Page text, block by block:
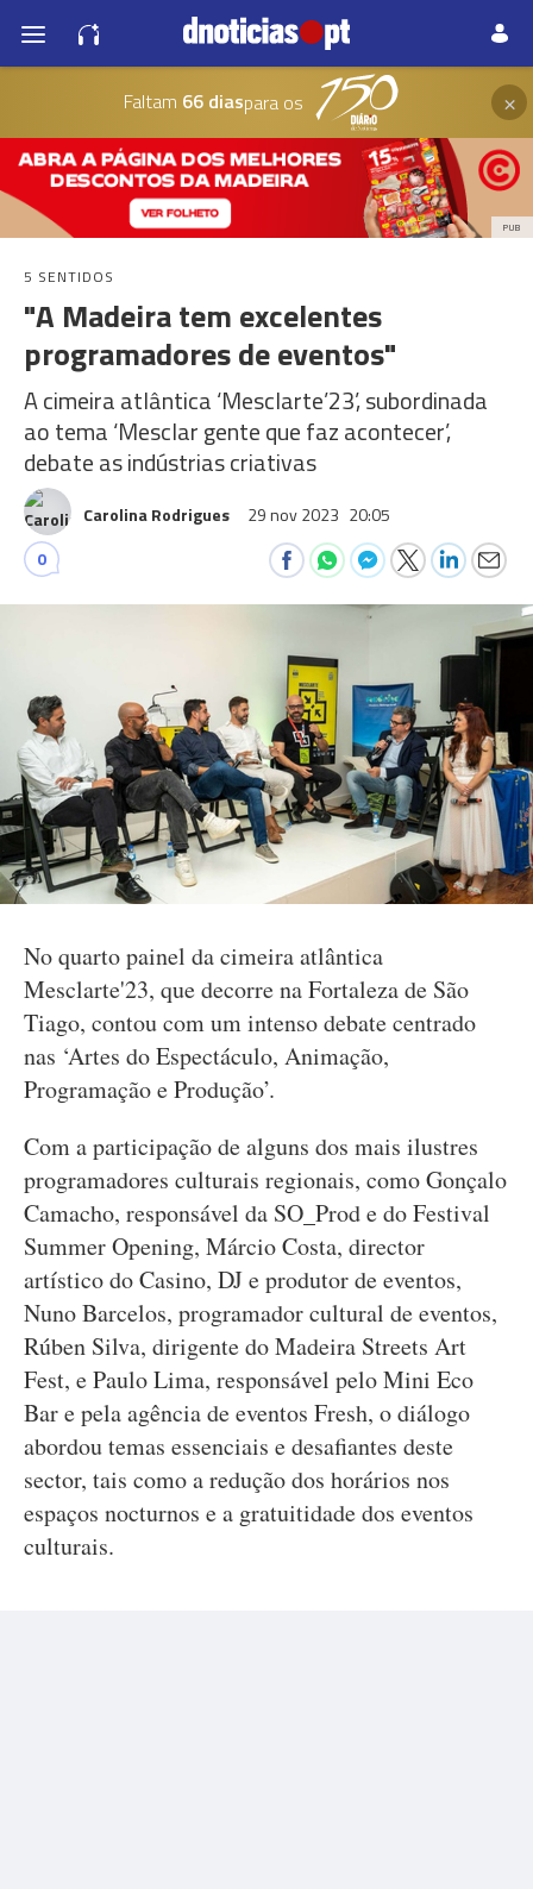
Faltam 66 diaspara os ×
PUB
5 SENTIDOS
"A Madeira tem excelentes
programadores de eventos"
A cimeira atlântica ‘Mesclarte’23’, subordinada
ao tema ‘Mesclar gente que faz acontecer’,
debate as indústrias criativas
Carolina Rodrigues 29 nov 2023 20:05
0
No quarto painel da cimeira atlântica
Mesclarte'23, que decorre na Fortaleza de São
Tiago, contou com um intenso debate centrado
nas ‘Artes do Espectáculo, Animação,
Programação e Produção’.
Com a participação de alguns dos mais ilustres
programadores culturais regionais, como Gonçalo
Camacho, responsável da SO_Prod e do Festival
Summer Opening, Márcio Costa, director
artístico do Casino, DJ e produtor de eventos,
Nuno Barcelos, programador cultural de eventos,
Rúben Silva, dirigente do Madeira Streets Art
Fest, e Paulo Lima, responsável pelo Mini Eco
Bar e pela agência de eventos Fresh, o diálogo
abordou temas essenciais e desafiantes deste
sector, tais como a redução dos horários nos
espaços nocturnos e a gratuitidade dos eventos
culturais.